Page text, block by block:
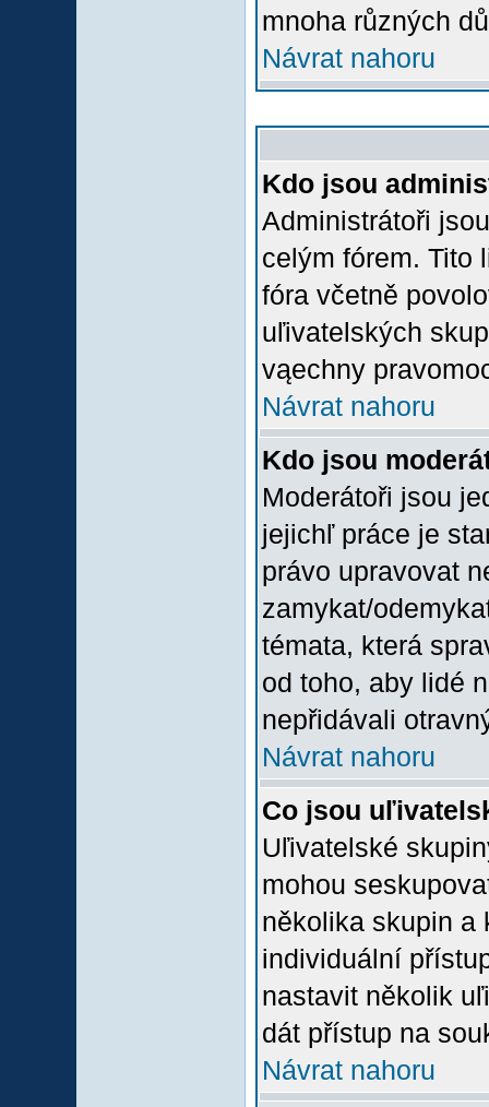
mnoha různých
Návrat nahoru
Kdo jsou
Administrátoři
celým fórem. Tito
fóra včetně
uľivatelských
vąechny
Návrat nahoru
Kdo jsou
Moderátoři jsou
jejichľ práce je
právo upravovat
zamykat/
témata, která
od toho, aby lidé
nepřidávali
Návrat nahoru
Co jsou
Uľivatelské
mohou
několika skupin a
individuální
nastavit několik
dát přístup na
Návrat nahoru